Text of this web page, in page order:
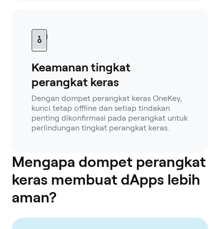
Keamanan tingkat
perangkat keras
Dengan dompet perangkat keras OneKey,
kunci tetap offline dan setiap tindakan
penting dikonfirmasi pada perangkat untuk
perlindungan tingkat perangkat keras.
Mengapa dompet perangkat
keras membuat dApps lebih
aman?